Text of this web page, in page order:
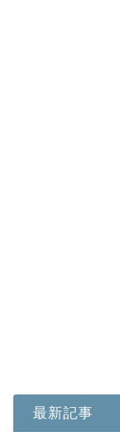
最新記事